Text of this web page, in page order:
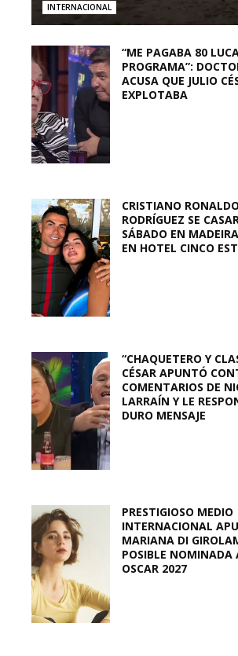
INTERNACIONAL
“ME PAGABA 80
PROGRAMA”:
ACUSA QUE JULIO
EXPLOTABA
CRISTIANO
RODRÍGUEZ SE
SÁBADO EN
EN HOTEL CINCO
“CHAQUETERO Y
CÉSAR APUNTÓ
COMENTARIOS DE
LARRAÍN Y LE
DURO MENSAJE
PRESTIGIOSO MEDIO
INTERNACIONAL
MARIANA DI
POSIBLE NOMINADA
OSCAR 2027